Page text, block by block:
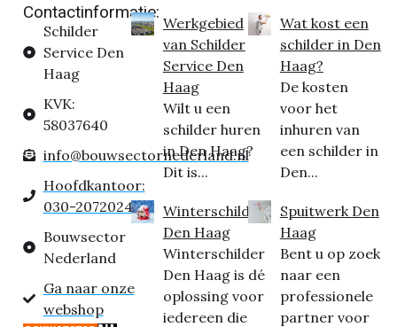
Contactinformatie:
Schilder
Service Den
Haag
KVK:
58037640
info@bouwsectornederland.nl
Hoofdkantoor:
030-2072024
Bouwsector
Nederland
Ga naar onze
webshop
Werkgebied
van Schilder
Service Den
Haag
Wilt u een
schilder huren
in Den Haag?
Dit is...
Winterschilder
Den Haag
Winterschilder
Den Haag is dé
oplossing voor
iedereen die
Wat kost een
schilder in Den
Haag?
De kosten
voor het
inhuren van
een schilder in
Den...
Spuitwerk Den
Haag
Bent u op zoek
naar een
professionele
partner voor